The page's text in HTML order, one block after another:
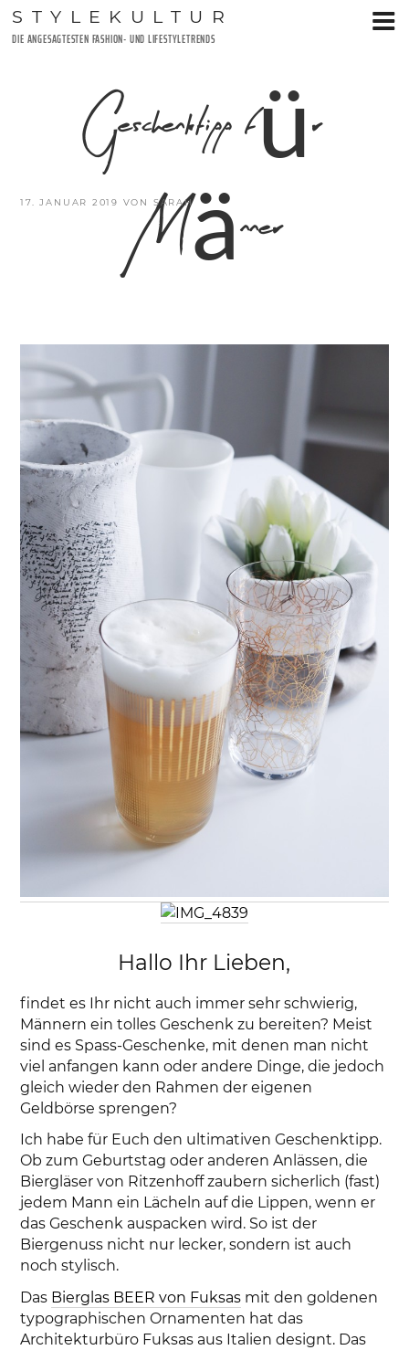
Zum
Inhalt
STYLEKULTUR
DIE ANGESAGTESTEN FASHION- UND LIFESTYLETRENDS
VERÖFFENTLICHT
17. JANUAR 2019 VON SARAH
Geschenktipp für
Männer
Hallo Ihr Lieben,
findet es Ihr nicht auch immer sehr schwierig,
Männern ein tolles Geschenk zu bereiten? Meist
sind es Spass-Geschenke, mit denen man nicht
viel anfangen kann oder andere Dinge, die jedoch
gleich wieder den Rahmen der eigenen
Geldbörse sprengen?
Ich habe für Euch den ultimativen Geschenktipp.
Ob zum Geburtstag oder anderen Anlässen, die
Biergläser von Ritzenhoff zaubern sicherlich (fast)
jedem Mann ein Lächeln auf die Lippen, wenn er
das Geschenk auspacken wird. So ist der
Biergenuss nicht nur lecker, sondern ist auch
noch stylisch.
Das Bierglas BEER von Fuksas mit den goldenen
typographischen Ornamenten hat das
Architekturbüro Fuksas aus Italien designt. Das